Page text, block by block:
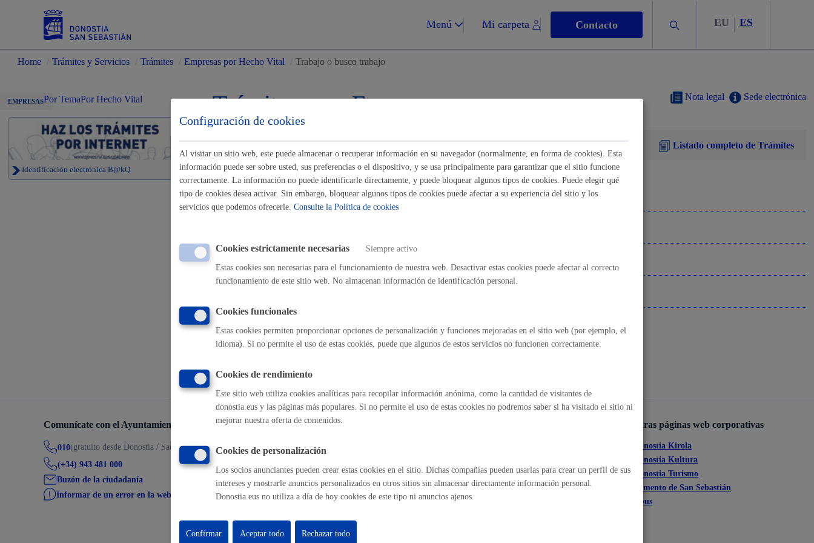
Menú Mi carpeta Contacto Buscar EU ES
Servicios
Padrón y asuntos personales
Home Trámites y Servicios Trámites Empresas por Hecho Vital Trabajo o busco trabajo
EMPRESASPor TemaPor Hecho Vital
Identificación electrónica B@kQ
Trámites para Empresas Sede electrónica
Nota legal
Listado completo de Trámites
Trabajo o busco trabajo
Empresas: licencias y autorizaciones
Volver al índice Volver atrás
Comunícate con el Ayuntamiento de Donostia / San Sebastián
010(gratuito desde Donostia / San Sebastián)
(+34) 943 481 000
Buzón de la ciudadanía
Informar de un error en la web
Sede electrónica
Mapas - GeoDonostia
Otras páginas web corporativas
Donostia Kirola
Donostia Kultura
Donostia Turismo
Fomento de San Sebastián
Dbus
Configuración de cookies
Al visitar un sitio web, este puede almacenar o recuperar información en su navegador (normalmente, en forma de cookies). Esta
información puede ser sobre usted, sus preferencias o el dispositivo, y se usa principalmente para garantizar que el sitio funcione
correctamente. La información no puede identificarle directamente, y puede bloquear algunos tipos de cookies. Puede elegir qué
tipo de cookies desea activar. Sin embargo, bloquear algunos tipos de cookies puede afectar a su experiencia del sitio y los
servicios que podemos ofrecerle. Consulte la Política de cookies
Cookies estrictamente necesarias Siempre activo
Estas cookies son necesarias para el funcionamiento de nuestra web. Desactivar estas cookies puede afectar al correcto
funcionamiento de este sitio web. No almacenan información de identificación personal.
Cookies funcionales
Estas cookies permiten proporcionar opciones de personalización y funciones mejoradas en el sitio web (por ejemplo, el
idioma). Si no permite el uso de estas cookies, puede que algunos de estos servicios no funcionen correctamente.
Cookies de rendimiento
Este sitio web utiliza cookies analíticas para recopilar información anónima, como la cantidad de visitantes de
donostia.eus y las páginas más populares. Si no permite el uso de estas cookies no podremos saber si ha visitado el sitio ni
mejorar nuestra oferta de contenidos.
Cookies de personalización
Los socios anunciantes pueden crear estas cookies en el sitio. Dichas compañías pueden usarlas para crear un perfil de sus
intereses y mostrarle anuncios personalizados en otros sitios sin almacenar directamente información personal.
Donostia.eus no utiliza a día de hoy cookies de este tipo ni anuncios ajenos.
Rechazar todo
Confirmar Aceptar todo